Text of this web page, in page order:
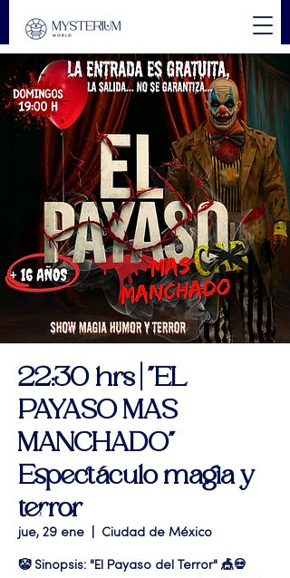
22:30 hrs | "EL
PAYASO MAS
MANCHADO"
Espectáculo magia y
terror
jue, 29 ene Ciudad de México
🤡 Sinopsis: "El Payaso del Terror" 🎪💀